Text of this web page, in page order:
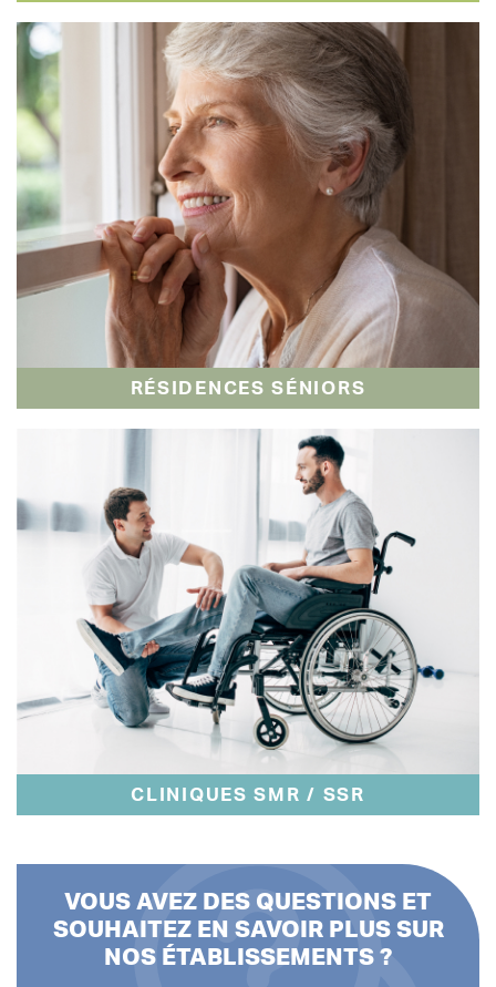
RÉSIDENCES SÉNIORS
CLINIQUES SMR / SSR
VOUS AVEZ DES QUESTIONS ET
SOUHAITEZ EN SAVOIR PLUS SUR
NOS ÉTABLISSEMENTS ?